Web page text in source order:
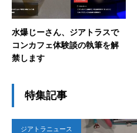
水爆じーさん、ジアトラスで
コンカフェ体験談の執筆を解
禁します
特集記事
ジアトラニュース